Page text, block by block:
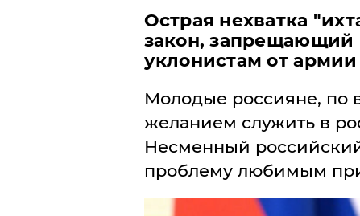
​Острая нехватка
закон, запрещающий
уклонистам от армии
Молодые россияне, по
желанием служить в
Несменный
проблему любимым